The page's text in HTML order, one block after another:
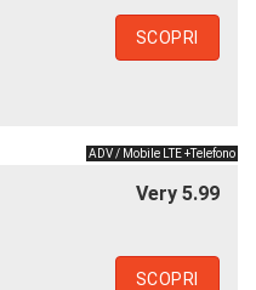
SCOPRI
ADV / Mobile LTE +Telefono
Very 5.99
SCOPRI